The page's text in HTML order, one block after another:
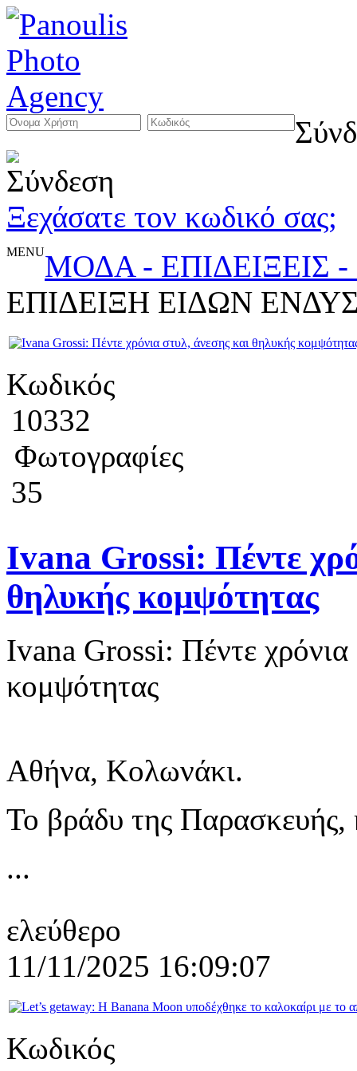
Ξεχάσατε τον κωδικό σας;
MENUΜΟΔΑ - ΕΠΙΔΕΙΞΕΙΣ
ΕΠΙΔΕΙΞΗ ΕΙΔΩΝ
Κωδικός
10332
Φωτογραφίες
35
Ivana Grossi: Πέντε
θηλυκής κομψότητας
Ivana Grossi: Πέντε
κομψότητας
Αθήνα, Κολωνάκι.
Το βράδυ της
...
ελεύθερο
11/11/2025 16:09:07
Κωδικός